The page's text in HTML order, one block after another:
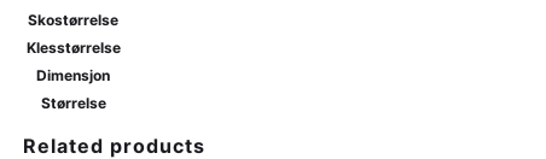
Skostørrelse
Klesstørrelse
Dimensjon
Størrelse
Related products